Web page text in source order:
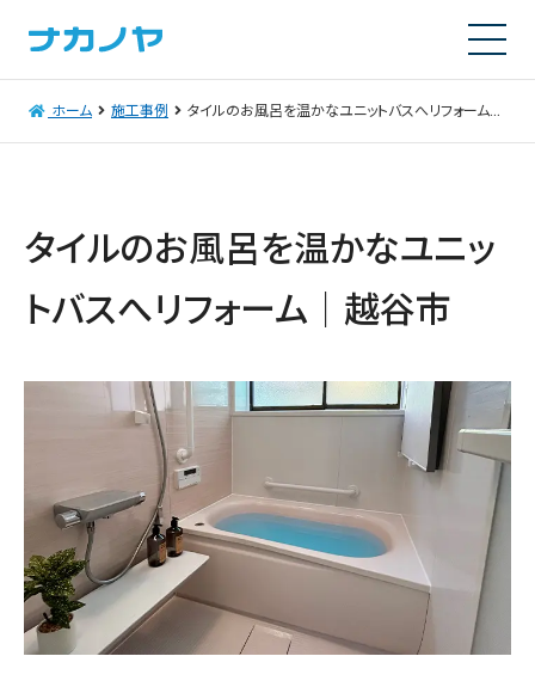
ホーム 施工事例 タイルのお風呂を温かなユニットバスへリフォーム│越谷市
タイルのお風呂を温かなユニッ
トバスへリフォーム│越谷市